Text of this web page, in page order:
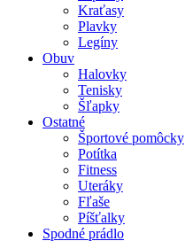
Kraťasy
Plavky
Legíny
Obuv
Halovky
Tenisky
Šľapky
Ostatné
Športové pomôcky
Potítka
Fitness
Uteráky
Fľaše
Píšťalky
Spodné prádlo